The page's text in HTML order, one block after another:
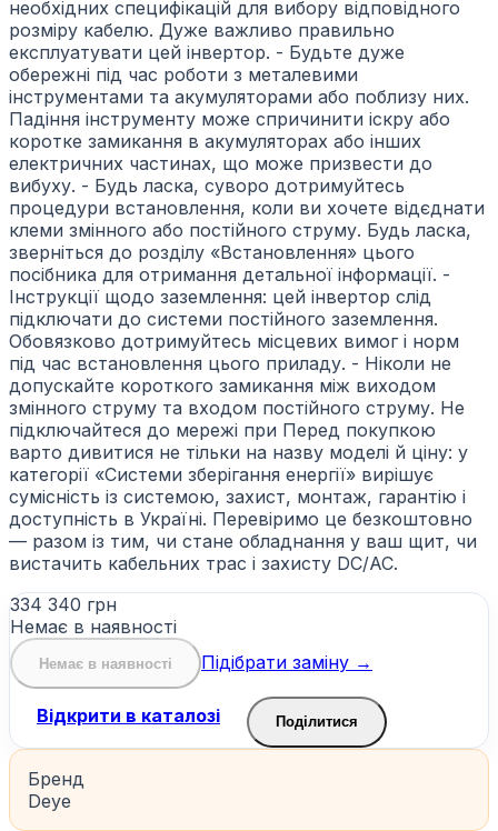
необхідних специфікацій для вибору відповідного
розміру кабелю. Дуже важливо правильно
експлуатувати цей інвертор. - Будьте дуже
обережні під час роботи з металевими
інструментами та акумуляторами або поблизу них.
Падіння інструменту може спричинити іскру або
коротке замикання в акумуляторах або інших
електричних частинах, що може призвести до
вибуху. - Будь ласка, суворо дотримуйтесь
процедури встановлення, коли ви хочете відєднати
клеми змінного або постійного струму. Будь ласка,
зверніться до розділу «Встановлення» цього
посібника для отримання детальної інформації. -
Інструкції щодо заземлення: цей інвертор слід
підключати до системи постійного заземлення.
Обовязково дотримуйтесь місцевих вимог і норм
під час встановлення цього приладу. - Ніколи не
допускайте короткого замикання між виходом
змінного струму та входом постійного струму. Не
підключайтеся до мережі при Перед покупкою
варто дивитися не тільки на назву моделі й ціну: у
категорії «Системи зберігання енергії» вирішує
сумісність із системою, захист, монтаж, гарантію і
доступність в Україні. Перевіримо це безкоштовно
— разом із тим, чи стане обладнання у ваш щит, чи
вистачить кабельних трас і захисту DC/AC.
334 340 грн
Немає в наявності
Немає в наявності Підібрати заміну →
Відкрити в каталозі Поділитися
Бренд
Deye